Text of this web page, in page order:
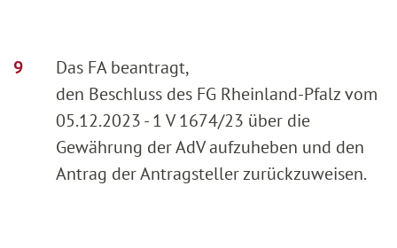
Das FA beantragt,
den Beschluss des FG Rheinland-Pfalz vom
05.12.2023 - 1 V 1674/23 über die
Gewährung der AdV aufzuheben und den
Antrag der Antragsteller zurückzuweisen.